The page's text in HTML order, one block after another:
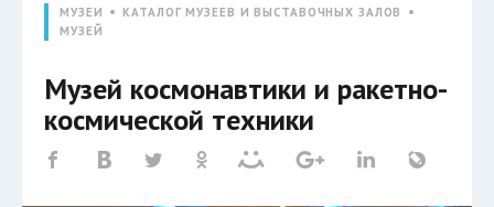
МУЗЕИ
КАТАЛОГ МУЗЕЕВ И ВЫСТАВОЧНЫХ ЗАЛОВ
МУЗЕЙ
Музей космонавтики и ракетно-
космической техники